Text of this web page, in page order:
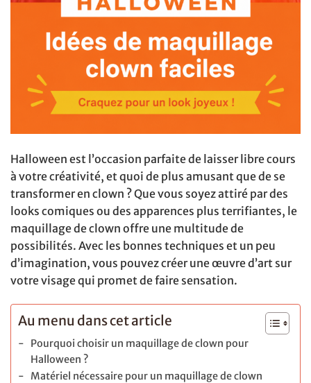
Halloween est l’occasion parfaite de laisser libre cours
à votre créativité, et quoi de plus amusant que de se
transformer en clown ? Que vous soyez attiré par des
looks comiques ou des apparences plus terrifiantes, le
maquillage de clown offre une multitude de
possibilités. Avec les bonnes techniques et un peu
d’imagination, vous pouvez créer une œuvre d’art sur
votre visage qui promet de faire sensation.
Au menu dans cet article
Pourquoi choisir un maquillage de clown pour
Halloween ?
Matériel nécessaire pour un maquillage de clown